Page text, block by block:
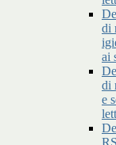
di
ai
di
e